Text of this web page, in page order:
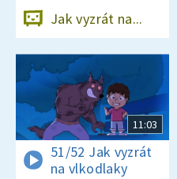
Jak vyzrát na...
11:03
51/52 Jak vyzrát
na vlkodlaky